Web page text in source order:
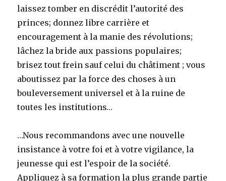
laissez tomber en discrédit l’autorité des
princes; donnez libre carrière et
encouragement à la manie des révolutions;
lâchez la bride aux passions populaires;
brisez tout frein sauf celui du châtiment ; vous
aboutissez par la force des choses à un
bouleversement universel et à la ruine de
toutes les institutions…
…Nous recommandons avec une nouvelle
insistance à votre foi et à votre vigilance, la
jeunesse qui est l’espoir de la société.
Appliquez à sa formation la plus grande partie